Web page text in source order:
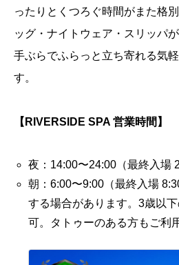
ったりとくつろぐ時間がまた格
ッグ・ナイトウェア・スリッパ
手ぶらでふらっと立ち寄れる気
す。
【RIVERSIDE SPA 営業時間】
夜：14:00〜24:00（最終入場
朝：6:00〜9:00（最終入場
する場合があります。3歳以
可。タトゥーのある方もご利